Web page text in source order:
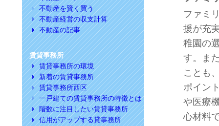
不動産を賢く買う
不動産経営の収支計算
不動産の記事
賃貸事務所
賃貸事務所の環境
新着の賃貸事務所
賃貸事務所西区
一戸建ての賃貸事務所の特徴とは
階数に注目したい賃貸事務所
信用がアップする貸事務所
ファミ
援が充
稚園の
す。ま
ことも
ポイン
や医療
心材料